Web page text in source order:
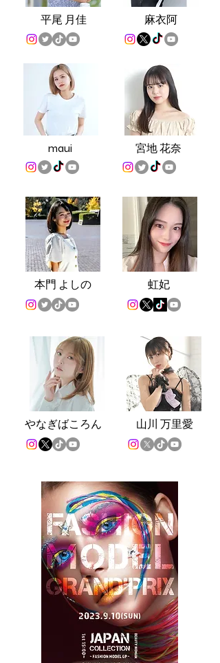
平尾 月佳
maui
麻衣阿
宮地 花奈
本門 よしの 虹妃
やなぎばころん 山川 万里愛